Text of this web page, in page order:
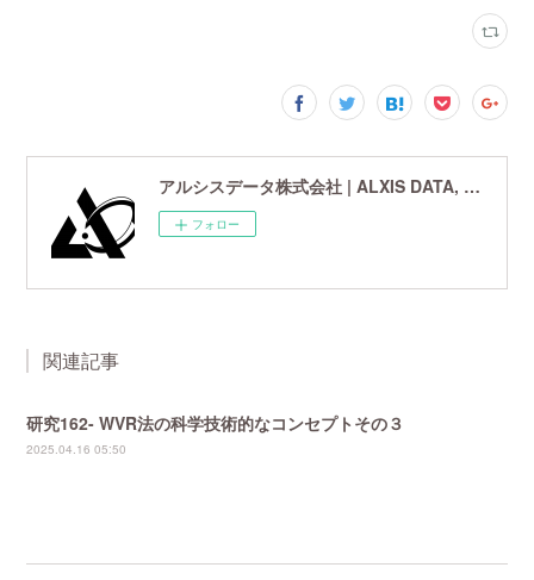
アルシスデータ株式会社 | ALXIS DATA, Inc. | 世界最先端の画像鮮鋭化技術研究開発企業
フォロー
関連記事
研究162- WVR法の科学技術的なコンセプトその３
2025.04.16 05:50